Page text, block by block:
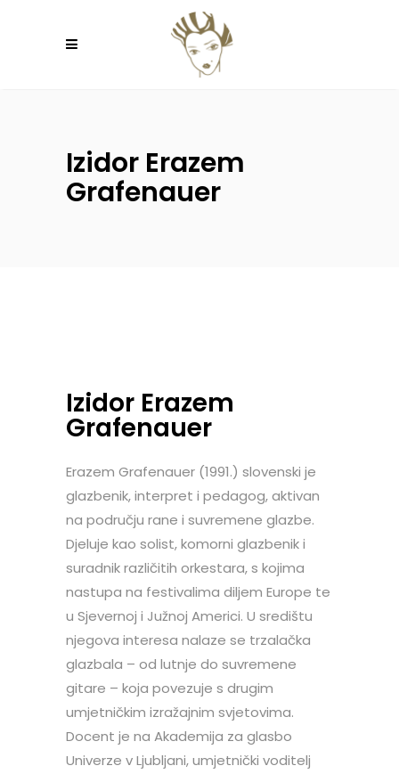
Izidor Erazem
Grafenauer
Izidor Erazem
Grafenauer
Erazem Grafenauer (1991.) slovenski je
glazbenik, interpret i pedagog, aktivan
na području rane i suvremene glazbe.
Djeluje kao solist, komorni glazbenik i
suradnik različitih orkestara, s kojima
nastupa na festivalima diljem Europe te
u Sjevernoj i Južnoj Americi. U središtu
njegova interesa nalaze se trzalačka
glazbala – od lutnje do suvremene
gitare – koja povezuje s drugim
umjetničkim izražajnim svjetovima.
Docent je na Akademija za glasbo
Univerze v Ljubljani, umjetnički voditelj